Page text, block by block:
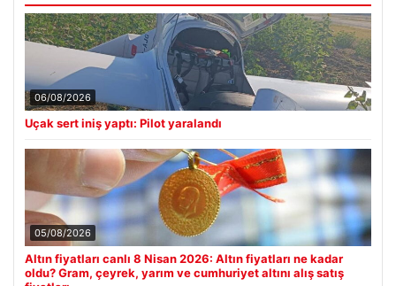
06/08/2026
Uçak sert iniş yaptı: Pilot yaralandı
05/08/2026
Altın fiyatları canlı 8 Nisan 2026: Altın fiyatları ne kadar
oldu? Gram, çeyrek, yarım ve cumhuriyet altını alış satış